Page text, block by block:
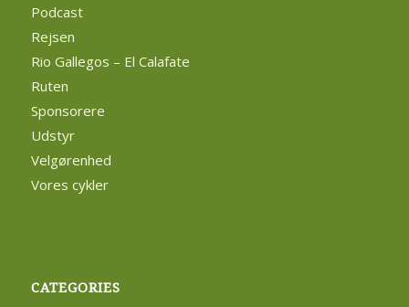
Podcast
Rejsen
Rio Gallegos – El Calafate
Ruten
Sponsorere
Udstyr
Velgørenhed
Vores cykler
CATEGORIES